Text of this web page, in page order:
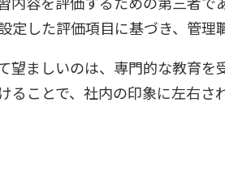
定した評価項目に基づき、管理
望ましいのは、専門的な教育を
ることで、社内の印象に左右さ